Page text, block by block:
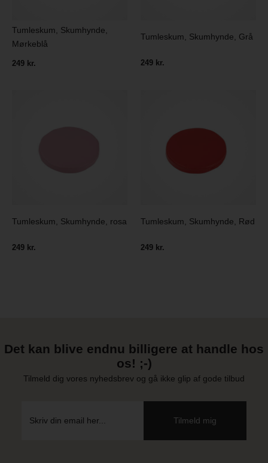
Tumleskum, Skumhynde,
Mørkeblå
249 kr.
Tumleskum, Skumhynde, Grå
249 kr.
Tumleskum, Skumhynde, rosa
249 kr.
Tumleskum, Skumhynde, Rød
249 kr.
Det kan blive endnu billigere at handle hos
os! ;-)
Tilmeld dig vores nyhedsbrev og gå ikke glip af gode tilbud